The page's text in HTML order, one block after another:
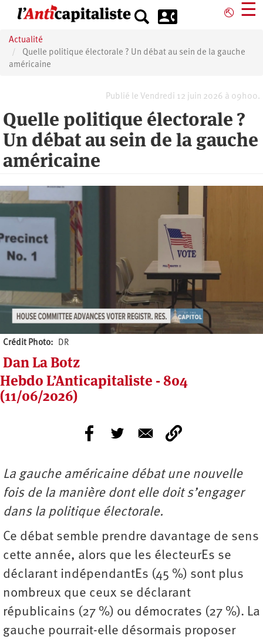
principal
⎋ ☰
Actualité
Quelle politique électorale ? Un débat au sein de la gauche
américaine
Publié le Vendredi 12 juin 2026 à 09h00.
Quelle politique électorale ?
Un débat au sein de la gauche
américaine
Crédit Photo DR
Dan La Botz
Hebdo L’Anticapitaliste - 804
(11/06/2026)
La gauche américaine débat une nouvelle
fois de la manière dont elle doit s’engager
dans la politique électorale.
Ce débat semble prendre davantage de sens
cette année, alors que les électeurEs se
déclarant indépendantEs (45 %) sont plus
nombreux que ceux se déclarant
républicains (27 %) ou démocrates (27 %). La
gauche pourrait-elle désormais proposer